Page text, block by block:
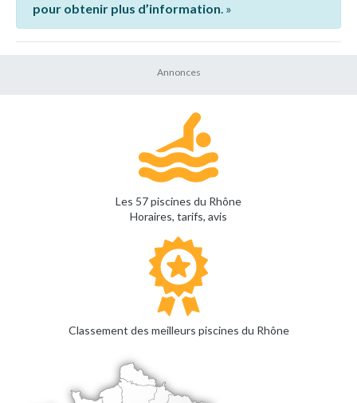
pour obtenir plus d’information. »
Les 57 piscines du Rhône
Horaires, tarifs, avis
Classement des meilleurs piscines du Rhône